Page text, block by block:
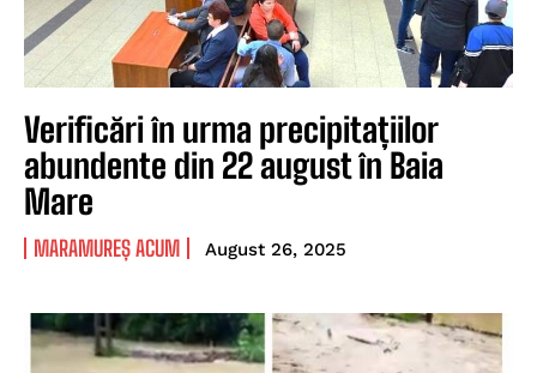
Verificări în urma precipitațiilor
abundente din 22 august în Baia
Mare
MARAMUREȘ ACUM August 26, 2025